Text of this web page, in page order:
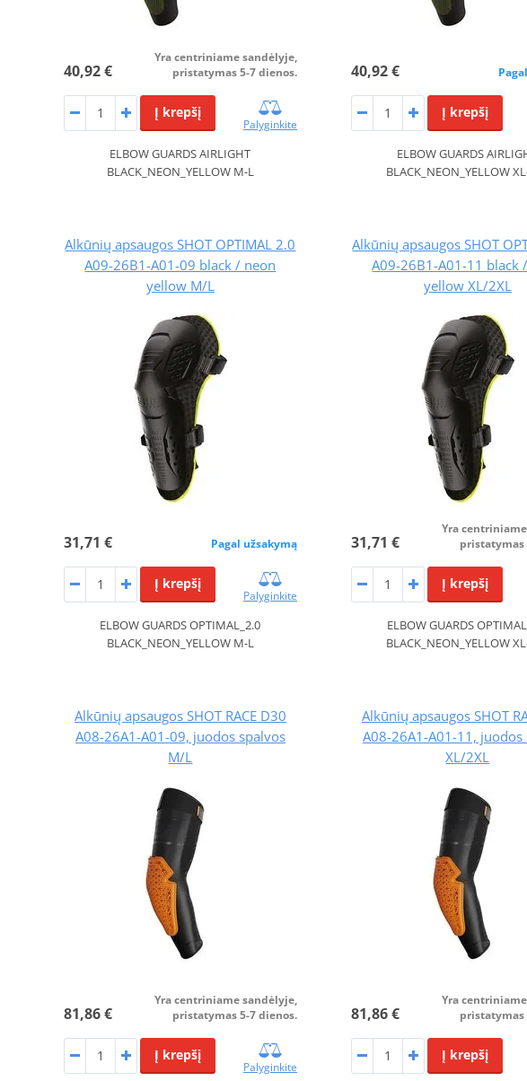
40,92 €
Yra centriniame sandėlyje,
pristatymas 5-7 dienos.
Į krepšį
Palyginkite
ELBOW GUARDS AIRLIGHT
BLACK_NEON_YELLOW M-L
40,92 €
Į krepšį
ELBOW GUARDS
BLACK_NEON_YELLOW
Alkūnių apsaugos SHOT OPTIMAL 2.0
A09-26B1-A01-09 black / neon
yellow M/L
31,71 € Pagal užsakymą
Į krepšį
Palyginkite
ELBOW GUARDS OPTIMAL_2.0
BLACK_NEON_YELLOW M-L
Alkūnių apsaugos SHOT
A09-26B1-A01-11 black
yellow XL/2XL
31,71 €
Yra
pristatymas
Į krepšį
ELBOW GUARDS
BLACK_NEON_YELLOW
Alkūnių apsaugos SHOT RACE D30
A08-26A1-A01-09, juodos spalvos
M/L
81,86 €
Yra centriniame sandėlyje,
pristatymas 5-7 dienos.
Į krepšį
Palyginkite
Alkūnių apsaugos SHOT
A08-26A1-A01-11, juodos
XL/2XL
81,86 €
Yra
pristatymas
Į krepšį